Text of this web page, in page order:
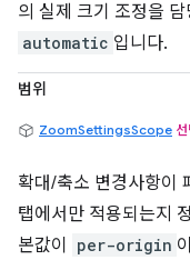
의 실제 크기 조정을
automatic 입니다.
범위
ZoomSettingsScope
확대/축소 변경사항이
탭에서만 적용되는지
본값이
per-origin